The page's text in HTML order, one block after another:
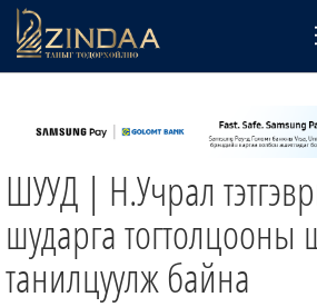
ТВ8
ӨГЛӨӨНИЙ СОНИН
АУДИО ЗОХИОЛ
ЗИНДАА СЭТГҮҮЛ
ШУУД | Н.Учрал
шударга тогтолцооны
танилцуулж байна